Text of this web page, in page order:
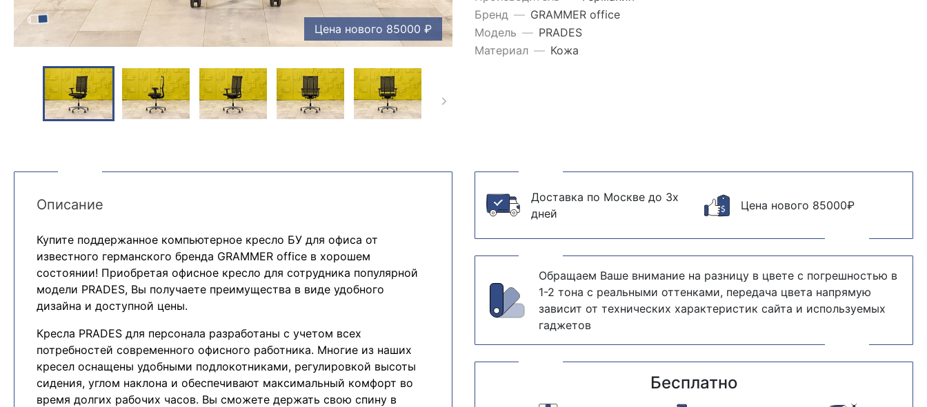
Цена нового 85000 ₽
Бренд — GRAMMER office
Модель — PRADES
Материал — Кожа
Описание
Купите поддержанное компьютерное кресло БУ для офиса от
известного германского бренда GRAMMER office в хорошем
состоянии! Приобретая офисное кресло для сотрудника популярной
модели PRADES, Вы получаете преимущества в виде удобного
дизайна и доступной цены.
Кресла PRADES для персонала разработаны с учетом всех
потребностей современного офисного работника. Многие из наших
кресел оснащены удобными подлокотниками, регулировкой высоты
сидения, углом наклона и обеспечивают максимальный комфорт во
время долгих рабочих часов. Вы сможете держать свою спину в
Доставка по Москве до 3х
дней
Цена нового 85000₽
Обращаем Ваше внимание на разницу в цвете с погрешностью в
1-2 тона с реальными оттенками, передача цвета напрямую
зависит от технических характеристик сайта и используемых
гаджетов
Бесплатно